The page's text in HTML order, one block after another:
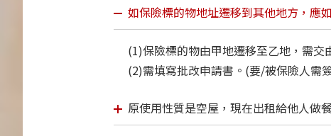
如保險標的物地址遷移到其他地方，應
(1)保險標的物由甲地遷移至乙地，需交
(2)需填寫批改申請書。(要/被保險人需
原使用性質是空屋，現在出租給他人做